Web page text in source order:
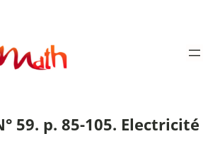
59. p. 85-105. Electricité